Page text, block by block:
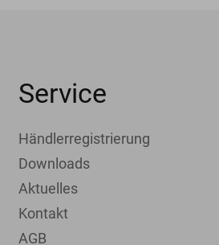
Service
Händlerregistrierung
Downloads
Aktuelles
Kontakt
AGB